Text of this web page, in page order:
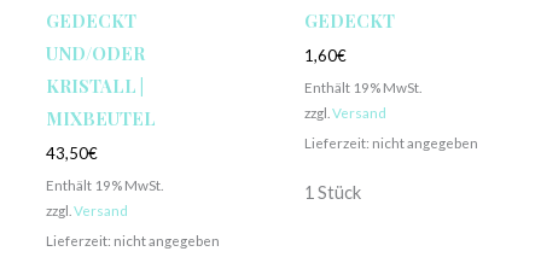
GEDECKT
UND/ODER
KRISTALL |
MIXBEUTEL
43,50€
Enthält 19% MwSt.
zzgl. Versand
Lieferzeit: nicht angegeben
GEDECKT
1,60€
Enthält 19% MwSt.
zzgl. Versand
Lieferzeit: nicht angegeben
1 Stück